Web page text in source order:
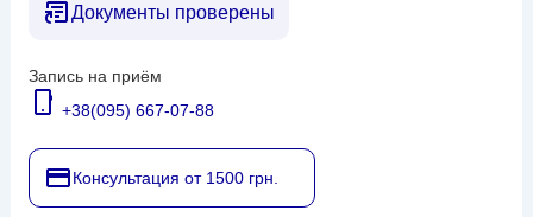
Документы проверены
Запись на приём
+38(095) 667-07-88
Консультация от 1500 грн.